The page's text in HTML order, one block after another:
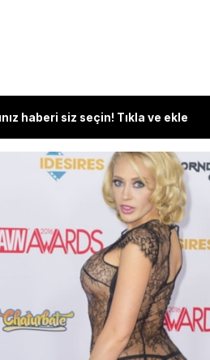
haberi siz seçin! Tıkla ve ekle
ABD'deki evinde cansız bedeni
film oyuncusu Kagney Linn
öldüğü açıklandı.